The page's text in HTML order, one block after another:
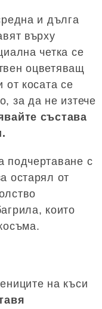
и дълга
върху
четка се
оцветяващ
от косата се
за да не изтече
състава
подчертаване с
остарял от
които
на къси